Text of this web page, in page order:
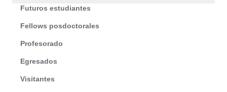
Futuros estudiantes
Fellows posdoctorales
Profesorado
Egresados
Visitantes